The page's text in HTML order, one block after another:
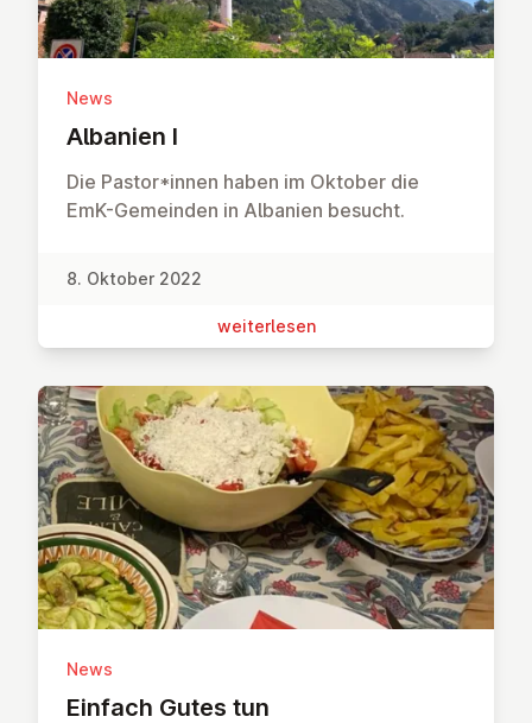
News
Albanien I
Die Pastor*innen haben im Oktober die
EmK-Gemeinden in Albanien besucht.
8. Oktober 2022
wei­ter­le­sen
News
Einfach Gutes tun